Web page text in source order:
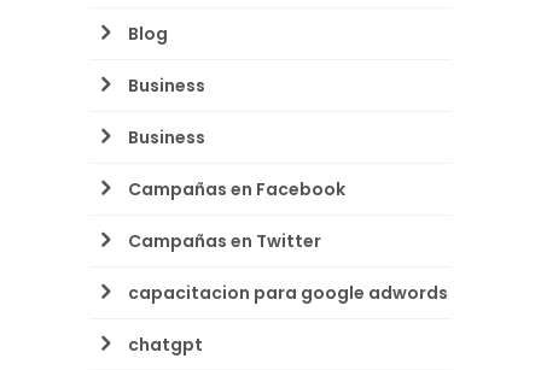
Blog
Business
Business
Campañas en Facebook
Campañas en Twitter
capacitacion para google adwords
chatgpt